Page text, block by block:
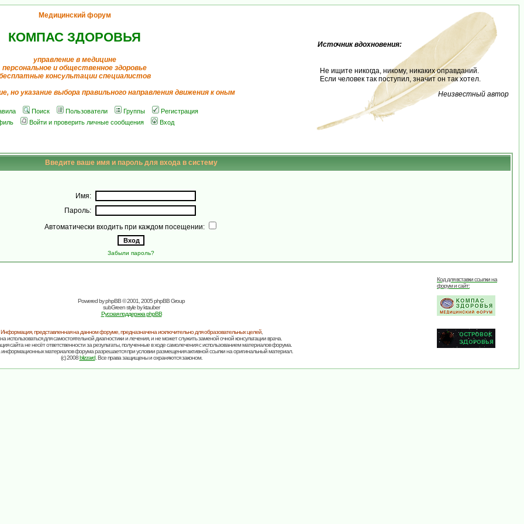
Медицинский форум
КОМПАС ЗДОРОВЬЯ
управление в медицине
персональное и общественное здоровье
консультации специалистов
но указание выбора правильного направления движения к оным
Поиск Пользователи Группы
Регистрация
Войти и проверить личные сообщения Вход
Источник вдохновения:
Не ищите никогда, никому, никаких оправданий.
Если человек так поступил, значит он так хотел.
Неизвестный автор
Введите ваше имя и пароль для входа в систему
Имя:
Пароль:
Автоматически входить при каждом посещении:
Забыли пароль?
Powered byphpBB© 2001, 2005 phpBB Group
subGreen style byktauber
Русская поддержка phpBB
Код для вставки ссылки на
форум и сайт:
Информация, представленная на данном форуме, предназначена исключительно для образовательных целей,
использоваться для самостоятельной диагностики и лечения, и не может служить заменой очной консультации врача.
сайта не несёт ответственности за результаты, полученные в ходе самолечения с использованием материалов форума.
информационных материалов форума разрешается при условии размещения активной ссылки на оригинальный материал.
(c) 2008blizzard. Все права защищены и охраняются законом.